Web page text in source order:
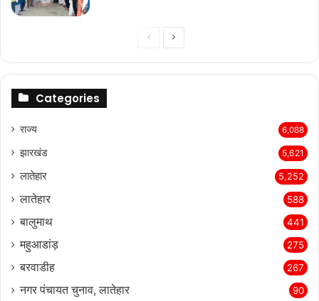
PreviousNext
Categories
राज्‍य 6,088
झारखंड 5,621
लातेहार 5,252
लातेहार 588
बालुमाथ 441
महुआडांड़ 275
बरवाडीह 267
नगर पंचायत चुनाव, लातेहार 90